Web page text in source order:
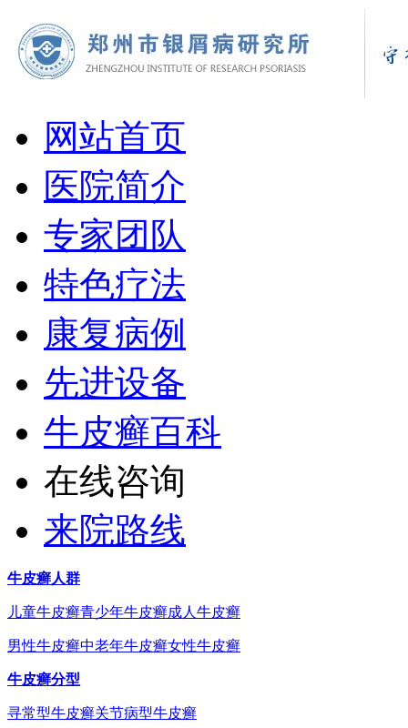
网站首页
医院简介
专家团队
特色疗法
康复病例
先进设备
牛皮癣百科
在线咨询
来院路线
牛皮癣人群
儿童牛皮癣青少年牛皮癣成人牛皮癣
男性牛皮癣中老年牛皮癣女性牛皮癣
牛皮癣分型
寻常型牛皮癣关节病型牛皮癣